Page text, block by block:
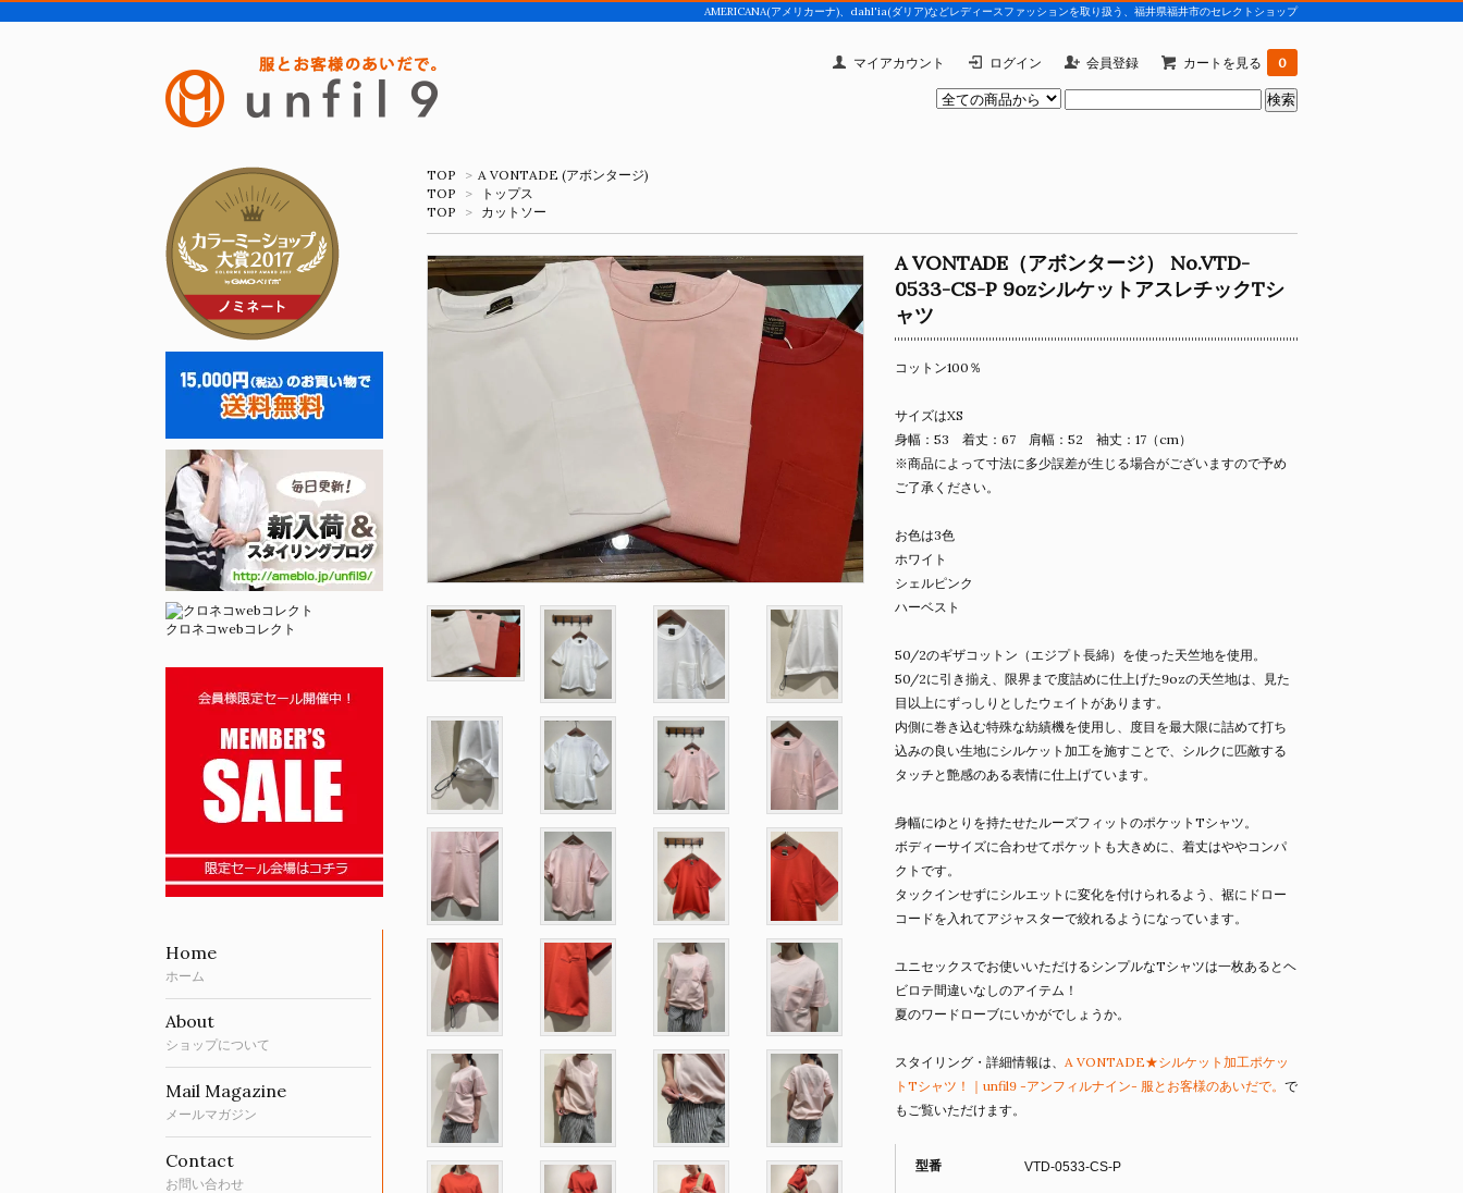
AMERICANA(アメリカーナ)、dahl'ia(ダリア)などレディースファッションを取り扱う、福井県福井市のセレクトショップ
マイアカウント ログイン 会員登録 カートを見る 0
TOP > A VONTADE (アボンタージ)
TOP
>
トップス
TOP
> カットソー
A VONTADE（アボンタージ） No.VTD-
0533-CS-P 9ozシルケットアスレチックTシ
ャツ
コットン100％
サイズはXS
身幅：53 着丈：67 肩幅：52 袖丈：17（cm）
※商品によって寸法に多少誤差が生じる場合がございますので予め
ご了承ください。
お色は3色
ホワイト
シェルピンク
ハーベスト
50/2のギザコットン（エジプト長綿）を使った天竺地を使用。
50/2に引き揃え、限界まで度詰めに仕上げた9ozの天竺地は、見た
目以上にずっしりとしたウェイトがあります。
内側に巻き込む特殊な紡績機を使用し、度目を最大限に詰めて打ち
込みの良い生地にシルケット加工を施すことで、シルクに匹敵する
タッチと艶感のある表情に仕上げています。
身幅にゆとりを持たせたルーズフィットのポケットTシャツ。
ボディーサイズに合わせてポケットも大きめに、着丈はややコンパ
クトです。
タックインせずにシルエットに変化を付けられるよう、裾にドロー
コードを入れてアジャスターで絞れるようになっています。
ユニセックスでお使いいただけるシンプルなTシャツは一枚あるとヘ
ビロテ間違いなしのアイテム！
夏のワードローブにいかがでしょうか。
スタイリング・詳細情報は、 A VONTADE★シルケット加工ポケッ
トTシャツ！｜unfil9 -アンフィルナイン- 服とお客様のあいだで。 で
もご覧いただけます。
型番 VTD-0533-CS-P
クロネコwebコレクト
Home
ホーム
About
ショップについて
Mail Magazine
メールマガジン
Contact
お問い合わせ